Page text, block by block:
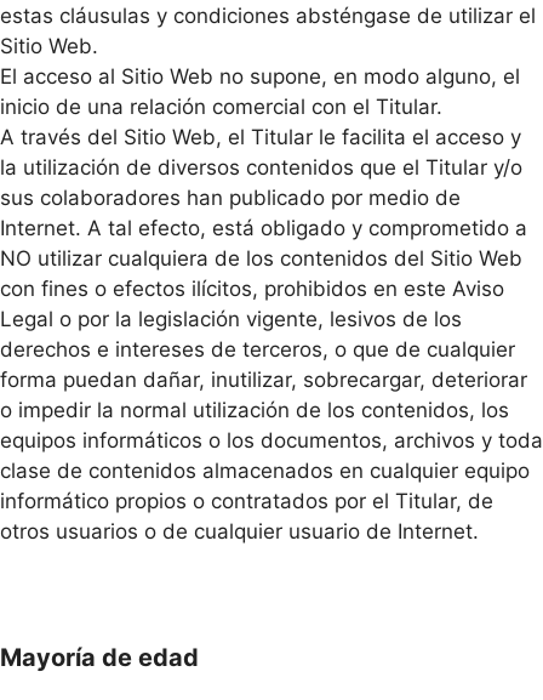
estas cláusulas y condiciones absténgase de utilizar el
Sitio Web.
El acceso al Sitio Web no supone, en modo alguno, el
inicio de una relación comercial con el Titular.
A través del Sitio Web, el Titular le facilita el acceso y
la utilización de diversos contenidos que el Titular y/o
sus colaboradores han publicado por medio de
Internet. A tal efecto, está obligado y comprometido a
NO utilizar cualquiera de los contenidos del Sitio Web
con fines o efectos ilícitos, prohibidos en este Aviso
Legal o por la legislación vigente, lesivos de los
derechos e intereses de terceros, o que de cualquier
forma puedan dañar, inutilizar, sobrecargar, deteriorar
o impedir la normal utilización de los contenidos, los
equipos informáticos o los documentos, archivos y toda
clase de contenidos almacenados en cualquier equipo
informático propios o contratados por el Titular, de
otros usuarios o de cualquier usuario de Internet.
Mayoría de edad